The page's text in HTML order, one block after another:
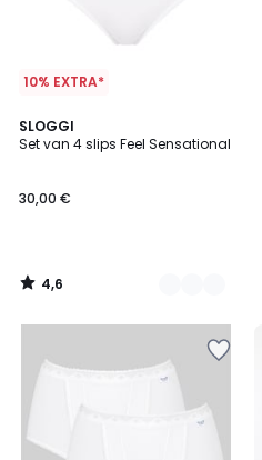
10% EXTRA*
SLOGGI
Set van 4 slips Feel Sensational
30,00 €
4,6
/ 5
2
Kleuren
4,6
/